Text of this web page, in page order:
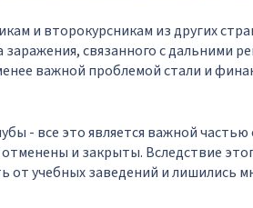
и второкурсникам из других
связанного с дальними
важной проблемой стали и
- все это является важной
и закрыты. Вследствие
учебных заведений и лишились